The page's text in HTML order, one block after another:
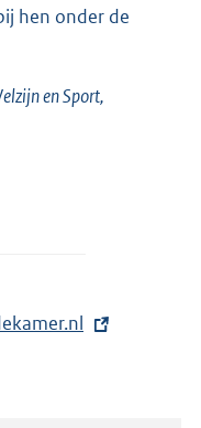
hen onder de
en Sport,